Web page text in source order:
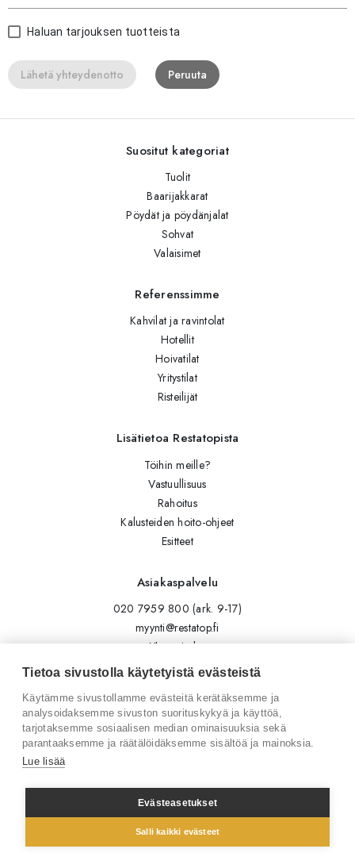
Haluan tarjouksen tuotteista
Lähetä yhteydenotto Peruuta
Suositut kategoriat
Tuolit
Baarijakkarat
Pöydät ja pöydänjalat
Sohvat
Valaisimet
Referenssimme
Kahvilat ja ravintolat
Hotellit
Hoivatilat
Yritystilat
Risteilijät
Lisätietoa Restatopista
Töihin meille?
Vastuullisuus
Rahoitus
Kalusteiden hoito-ohjeet
Esitteet
Asiakaspalvelu
020 7959 800 (ark. 9-17)
myynti@restatop.fi
Yhteystiedot
Lähetä viesti
Seuraa meitä
Tilaa uutiskirje
Facebook
© 2026 Restatop Oy
Tietoa sivustolla käytetyistä evästeistä
Käytämme sivustollamme evästeitä kerätäksemme ja
analysoidaksemme sivuston suorituskykyä ja käyttöä,
tarjotaksemme sosiaalisen median ominaisuuksia sekä
parantaaksemme ja räätälöidäksemme sisältöä ja mainoksia.
Lue lisää
Evästeasetukset
Salli kaikki evästeet